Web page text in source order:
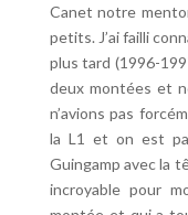
Canet notre
petits. J’ai failli
plus tard (1996-
deux montées et
n’avions pas
la L1 et on est
Guingamp avec la
incroyable pour